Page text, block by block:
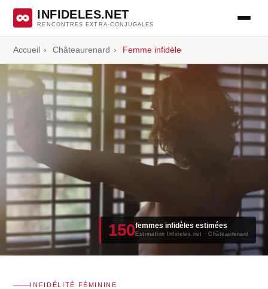
INFIDELES.NET
RENCONTRES EXTRA-CONJUGALES
Accueil › Châteaurenard › Femme infidèle
150femmes infidèles estimées
Estimation Infideles.net · Châteaurenard
INFIDÉLITÉ FÉMININE